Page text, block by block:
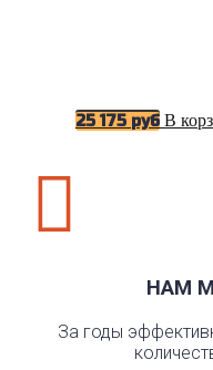
25 175 руб В

НАМ
За годы